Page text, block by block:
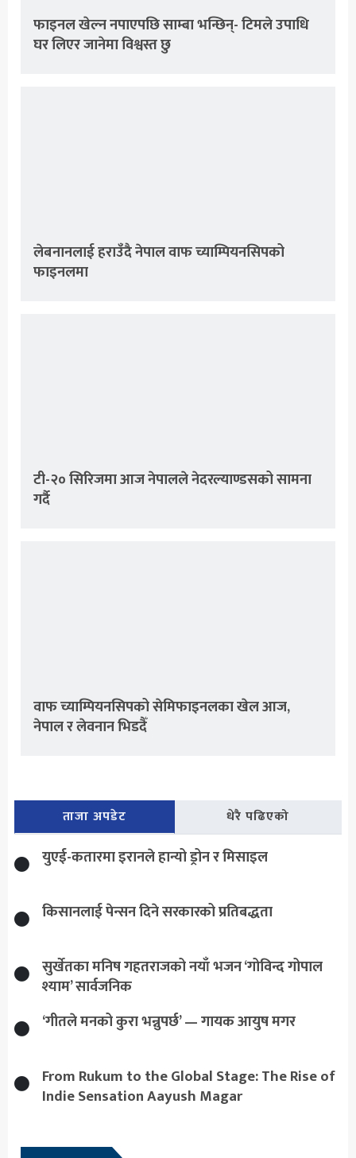
फाइनल खेल्न नपाएपछि साम्बा भन्छिन्- टिमले उपाधि
घर लिएर जानेमा विश्वस्त छु
लेबनानलाई हराउँदै नेपाल वाफ च्याम्पियनसिपको
फाइनलमा
टी-२० सिरिजमा आज नेपालले नेदरल्याण्डसको सामना
गर्दै
वाफ च्याम्पियनसिपको सेमिफाइनलका खेल आज,
नेपाल र लेवनान भिडदैँ
ताजा अपडेट धेरै पढिएको
युएई-कतारमा इरानले हान्यो ड्रोन र मिसाइल
किसानलाई पेन्सन दिने सरकारको प्रतिबद्धता
सुर्खेतका मनिष गहतराजको नयाँ भजन ‘गोविन्द गोपाल
श्याम’ सार्वजनिक
‘गीतले मनको कुरा भन्नुपर्छ’ — गायक आयुष मगर
From Rukum to the Global Stage: The Rise of
Indie Sensation Aayush Magar